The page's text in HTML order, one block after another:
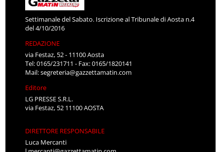
Settimanale del Sabato. Iscrizione al Tribunale di Aosta n.4
del 4/10/2016
REDAZIONE
via Festaz, 52 - 11100 Aosta
Tel: 0165/231711 - Fax: 0165/1820141
Mail:segreteria@gazzettamatin.com
Editore
LG PRESSE S.R.L.
via Festaz, 52 11100 AOSTA
DIRETTORE RESPONSABILE
Luca Mercanti